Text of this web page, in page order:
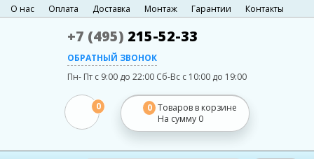
О нас Оплата Доставка Монтаж Гарантии Контакты
+7 (495) 215-52-33
ОБРАТНЫЙ ЗВОНОК
Пн- Пт с 9:00 до 22:00 Сб-Вс с 10:00 до 19:00
0 0 Товаров в корзине
На сумму 0